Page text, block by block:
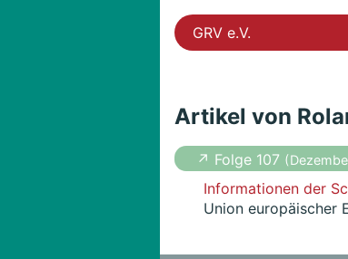
GRV e.V.
Artikel von
↗ Folge 107 (
Informationen der
Union europäischer